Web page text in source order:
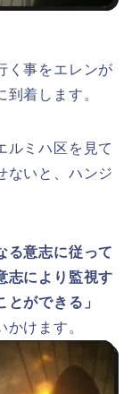
く事をエレンが
着します。
ルミハ区を見て
ないと、ハンジ
る意志に従って
志により監視す
ができる」
かけます。